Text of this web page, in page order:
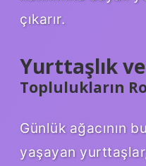
çıkarır.
Yurttaşlık ve
Toplulukların
Günlük ağacının
yaşayan